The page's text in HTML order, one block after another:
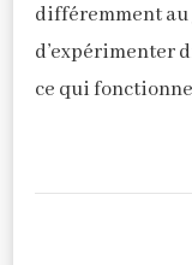
différemment au
d’expérimenter
ce qui